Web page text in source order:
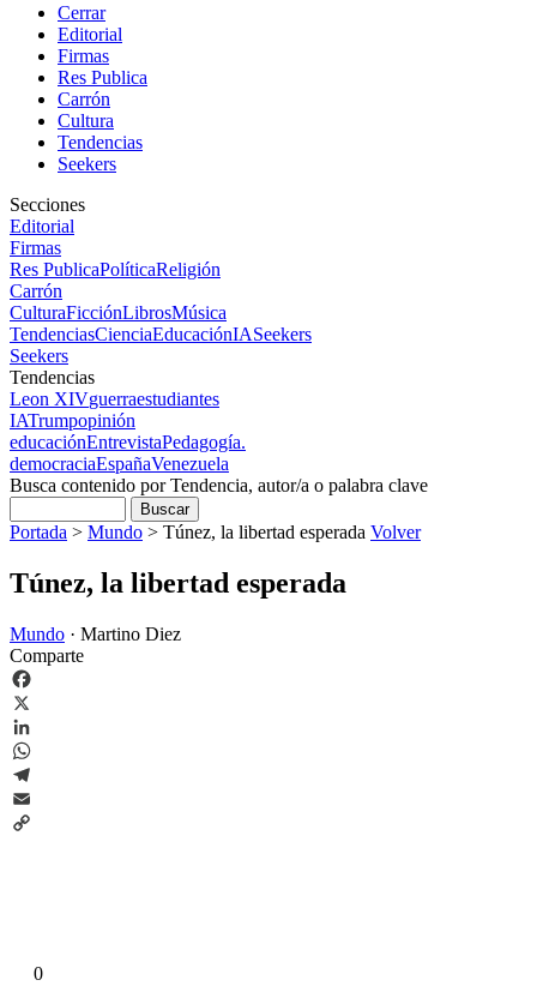
Cerrar
Editorial
Firmas
Res Publica
Carrón
Cultura
Tendencias
Seekers
Secciones
Editorial
Firmas
Res PublicaPolíticaReligión
Carrón
CulturaFicciónLibrosMúsica
TendenciasCienciaEducaciónIASeekers
Seekers
Tendencias
Leon XIVguerraestudiantes
IATrumpopinión
educaciónEntrevistaPedagogía.
democraciaEspañaVenezuela
Busca contenido por Tendencia, autor/a o palabra clave
Portada > Mundo > Túnez, la libertad esperada Volver
Túnez, la libertad esperada
Mundo · Martino Diez
Comparte
Facebook
X
LinkedIn
WhatsApp
Telegram
Email
0